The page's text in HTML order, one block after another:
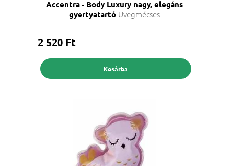
Accentra - Body Luxury nagy, elegáns
gyertyatartó Üvegmécses
2 520 Ft
Kosárba